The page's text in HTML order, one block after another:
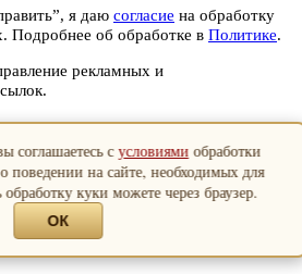
я даю согласие на обработку
Подробнее об обработке в Политике.
рекламных и
Закрыть
соглашаетесь сусловиями обработки
на сайте, необходимых для
куки можете через браузер.
ОК